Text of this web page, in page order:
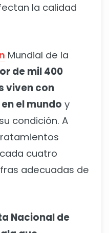
la calidad
Mundial de la
de mil 400
viven con
el mundo y
condición. A
cuatro
adecuadas de
Nacional de